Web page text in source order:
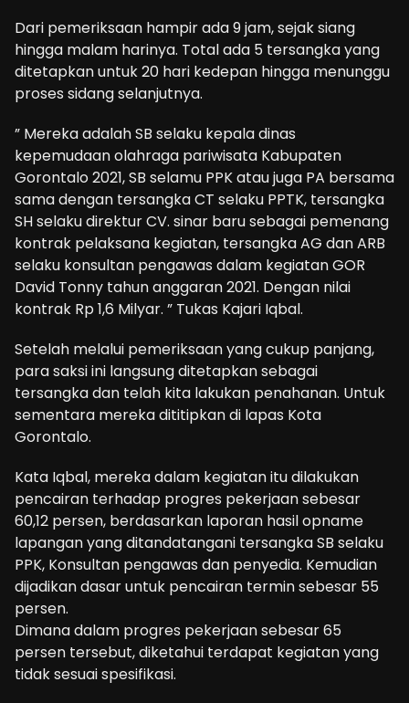
Dari pemeriksaan hampir ada 9 jam, sejak siang
hingga malam harinya. Total ada 5 tersangka yang
ditetapkan untuk 20 hari kedepan hingga menunggu
proses sidang selanjutnya.
” Mereka adalah SB selaku kepala dinas
kepemudaan olahraga pariwisata Kabupaten
Gorontalo 2021, SB selamu PPK atau juga PA bersama
sama dengan tersangka CT selaku PPTK, tersangka
SH selaku direktur CV. sinar baru sebagai pemenang
kontrak pelaksana kegiatan, tersangka AG dan ARB
selaku konsultan pengawas dalam kegiatan GOR
David Tonny tahun anggaran 2021. Dengan nilai
kontrak Rp 1,6 Milyar. ” Tukas Kajari Iqbal.
Setelah melalui pemeriksaan yang cukup panjang,
para saksi ini langsung ditetapkan sebagai
tersangka dan telah kita lakukan penahanan. Untuk
sementara mereka dititipkan di lapas Kota
Gorontalo.
Kata Iqbal, mereka dalam kegiatan itu dilakukan
pencairan terhadap progres pekerjaan sebesar
60,12 persen, berdasarkan laporan hasil opname
lapangan yang ditandatangani tersangka SB selaku
PPK, Konsultan pengawas dan penyedia. Kemudian
dijadikan dasar untuk pencairan termin sebesar 55
persen.
Dimana dalam progres pekerjaan sebesar 65
persen tersebut, diketahui terdapat kegiatan yang
tidak sesuai spesifikasi.